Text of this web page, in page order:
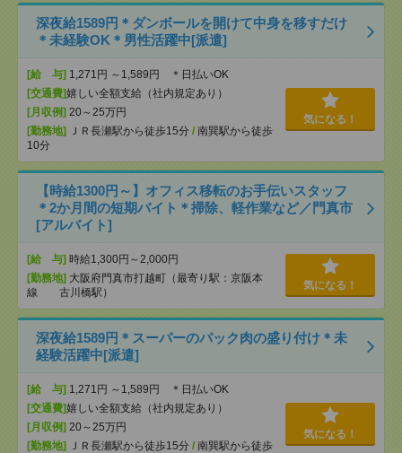
深夜給1589円＊ダンボールを開けて中身を移すだけ
＊未経験OK＊男性活躍中[派遣]
[給 与] 1,271円 ～1,589円 ＊日払いOK
[交通費]嬉しい全額支給（社内規定あり）
[月収例] 20～25万円
[勤務地]
ＪＲ長瀬駅から徒歩15分 / 南巽駅から徒歩
10分
気になる！
【時給1300円～】オフィス移転のお手伝いスタッフ
＊2か月間の短期バイト＊掃除、軽作業など／門真市
[アルバイト]
[給 与] 時給1,300円～2,000円
[勤務地] 大阪府門真市打越町（最寄り駅：京阪本
線 古川橋駅）
気になる！
深夜給1589円＊スーパーのパック肉の盛り付け＊未
経験活躍中[派遣]
[給 与] 1,271円 ～1,589円 ＊日払いOK
[交通費]嬉しい全額支給（社内規定あり）
[月収例] 20～25万円
[勤務地]
ＪＲ長瀬駅から徒歩15分 / 南巽駅から徒歩
気になる！